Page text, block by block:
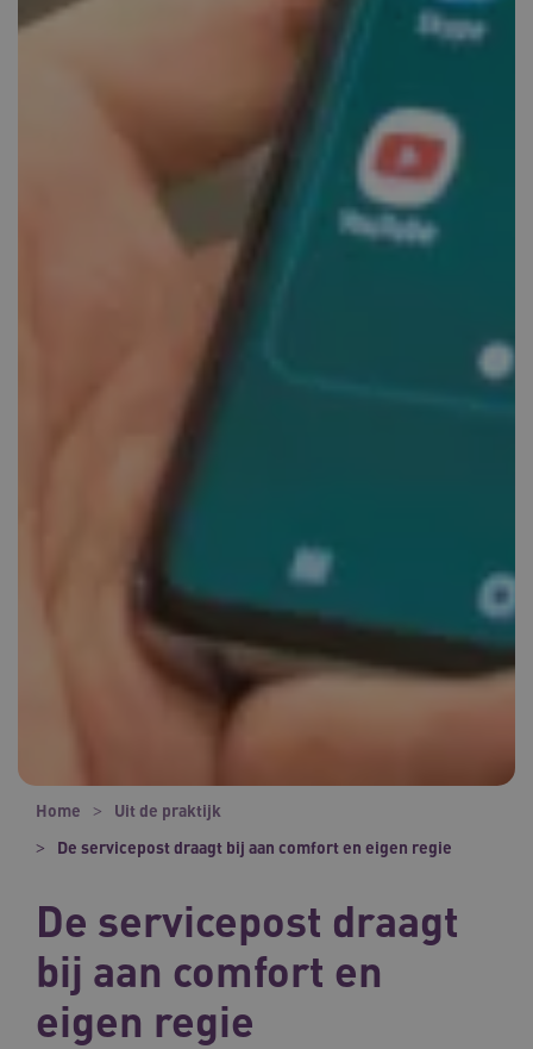
Home
Uit de praktijk
De servicepost draagt bij aan comfort en eigen regie
De servicepost draagt
bij aan comfort en
eigen regie